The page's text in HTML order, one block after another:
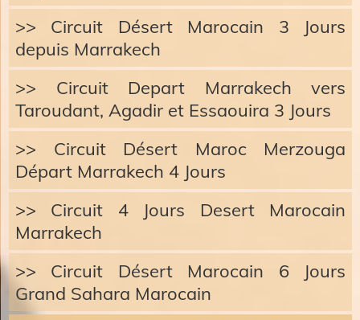
>> Circuit Désert Marocain 3 Jours
depuis Marrakech
>> Circuit Depart Marrakech vers
Taroudant, Agadir et Essaouira 3 Jours
>> Circuit Désert Maroc Merzouga
Départ Marrakech 4 Jours
>> Circuit 4 Jours Desert Marocain
Marrakech
>> Circuit Désert Marocain 6 Jours
Grand Sahara Marocain